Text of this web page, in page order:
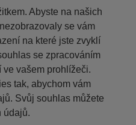
Abyste na našich
se vám
na které jste zvyklí
se zpracováním
vašem prohlížeči.
tak, abychom vám
Svůj souhlas můžete
údajů.